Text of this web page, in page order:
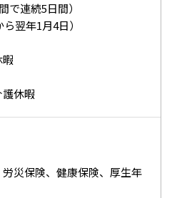
で連続5日間）
翌年1月4日）
休暇
災保険、健康保険、厚生年